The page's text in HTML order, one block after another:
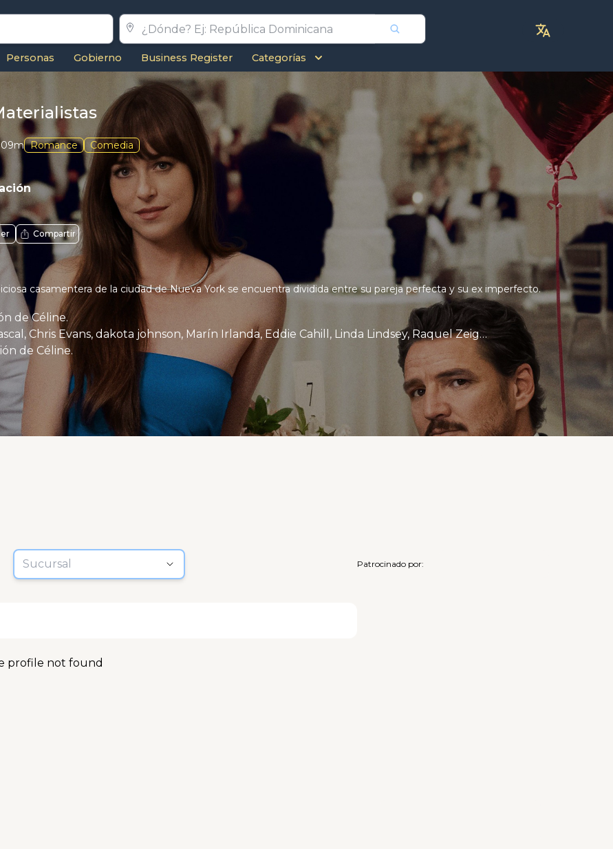
Personas Gobierno Business Register Categorías
Romance Comedia
Compartir
casamentera de la ciudad de Nueva York se encuentra dividida entre su pareja perfecta y su ex imperfecto.
de Céline.
Pedro Pascal, Chris Evans, dakota johnson, Marín Irlanda, Eddie Cahill, Linda Lindsey, Raquel Zeiger-Haag, Luisa Jacobson, Dasha Nekrásova, Sawyer Spielberg.
de Céline.
Sucursal Patrocinado por: